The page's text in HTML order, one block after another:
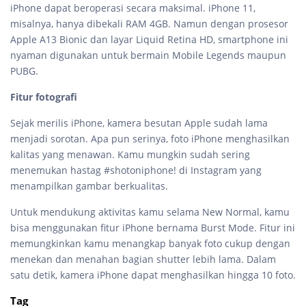
iPhone dapat beroperasi secara maksimal. iPhone 11,
misalnya, hanya dibekali RAM 4GB. Namun dengan prosesor
Apple A13 Bionic dan layar Liquid Retina HD, smartphone ini
nyaman digunakan untuk bermain Mobile Legends maupun
PUBG.
Fitur fotografi
Sejak merilis iPhone, kamera besutan Apple sudah lama
menjadi sorotan. Apa pun serinya, foto iPhone menghasilkan
kalitas yang menawan. Kamu mungkin sudah sering
menemukan hastag #shotoniphone! di Instagram yang
menampilkan gambar berkualitas.
Untuk mendukung aktivitas kamu selama New Normal, kamu
bisa menggunakan fitur iPhone bernama Burst Mode. Fitur ini
memungkinkan kamu menangkap banyak foto cukup dengan
menekan dan menahan bagian shutter lebih lama. Dalam
satu detik, kamera iPhone dapat menghasilkan hingga 10 foto.
Tag